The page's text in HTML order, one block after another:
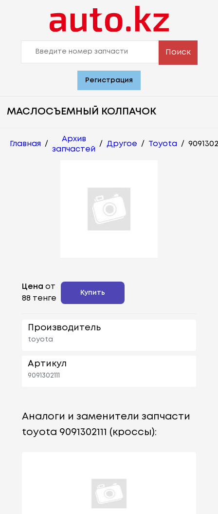
Поиск
Регистрация
МАСЛОСЪЕМНЫЙ КОЛПАЧОК
Главная /
Архив
запчастей
/ Другое / Toyota /
Цена от
88 тенге
Купить
Производитель
toyota
Артикул
9091302111
Аналоги и заменители запчасти
toyota 9091302111 (кроссы):